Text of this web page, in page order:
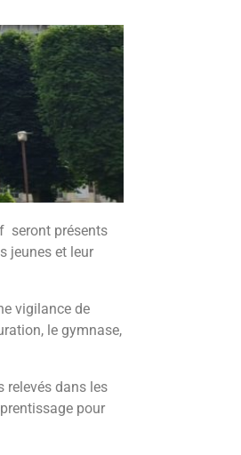
seront présents
jeunes et leur
vigilance de
le gymnase,
relevés dans les
pour